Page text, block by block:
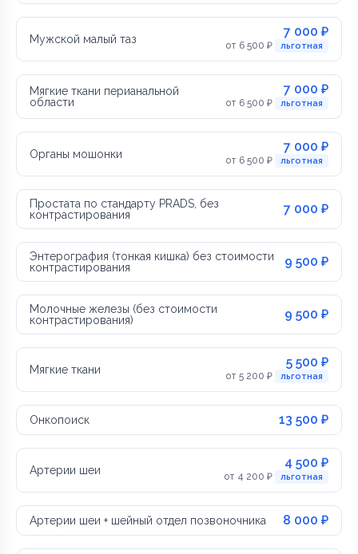
Мужской малый таз 7 000 ₽
от 6 500 ₽ льготная
Мягкие ткани перианальной
области
7 000 ₽
от 6 500 ₽ льготная
Органы мошонки 7 000 ₽
от 6 500 ₽ льготная
Простата по стандарту PRADS, без
контрастирования
7 000 ₽
Энтерография (тонкая кишка) без стоимости
контрастирования
9 500 ₽
Молочные железы (без стоимости
контрастирования)
9 500 ₽
Мягкие ткани 5 500 ₽
от 5 200 ₽ льготная
Онкопоиск 13 500 ₽
Артерии шеи 4 500 ₽
от 4 200 ₽ льготная
Артерии шеи + шейный отдел позвоночника 8 000 ₽